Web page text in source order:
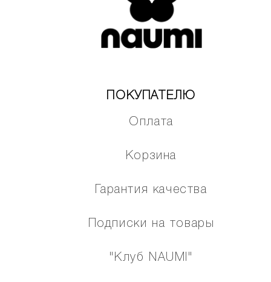
ПОКУПАТЕЛЮ
Оплата
Корзина
Гарантия качества
Подписки на товары
"Клуб NAUMI"